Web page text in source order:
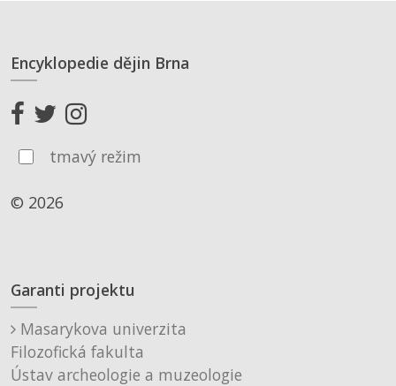
Encyklopedie dějin Brna
tmavý režim
© 2026
Garanti projektu
Masarykova univerzita
Filozofická fakulta
Ústav archeologie a muzeologie